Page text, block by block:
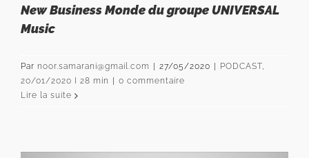
New Business Monde du groupe UNIVERSAL
Music
Par noor.samarani@gmail.com 27/05/2020 PODCAST,
20/01/2020 I 28 min
0 commentaire
Lire la suite